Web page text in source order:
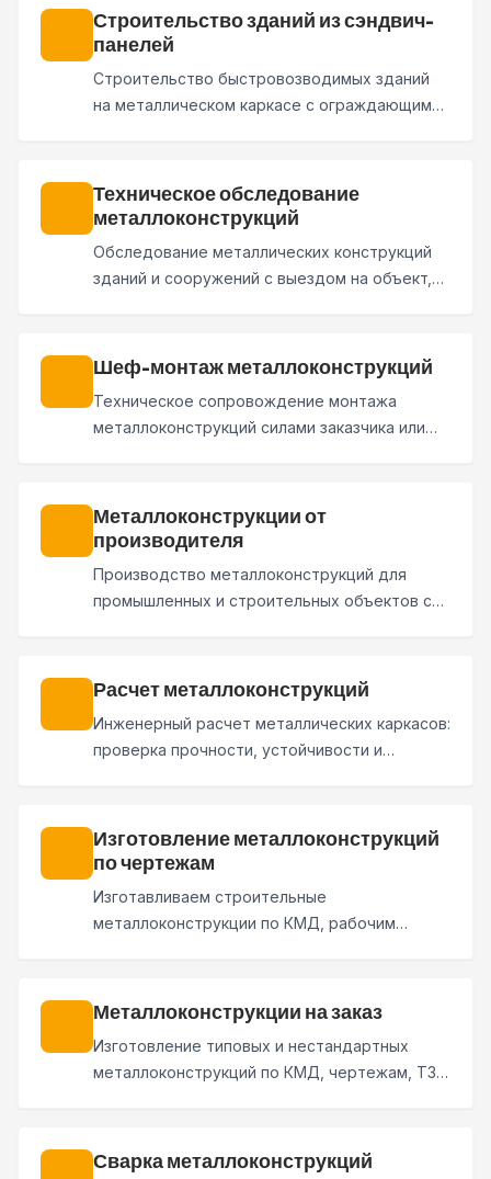
спецификацию.
Строительство зданий из сэндвич-
панелей
Строительство быстровозводимых зданий
на металлическом каркасе с ограждающими
комплектация, монтаж и сдача объекта.
Техническое обследование
металлоконструкций
Обследование металлических конструкций
зданий и сооружений с выездом на объект,
рекомендациями по ремонту, усилению или
реконструкции.
Шеф-монтаж металлоконструкций
Техническое сопровождение монтажа
металлоконструкций силами заказчика или
выдаем рекомендации.
Металлоконструкции от
производителя
Производство металлоконструкций для
промышленных и строительных объектов с
поставкой на объект.
Расчет металлоконструкций
Инженерный расчет металлических каркасов:
проверка прочности, устойчивости и
Изготовление металлоконструкций
по чертежам
Изготавливаем строительные
металлоконструкции по КМД, рабочим
производство, маркировку, защитное
покрытие и подготовку к отгрузке.
Металлоконструкции на заказ
Изготовление типовых и нестандартных
металлоконструкций по КМД, чертежам, ТЗ
по согласованному составу работ.
Сварка металлоконструкций